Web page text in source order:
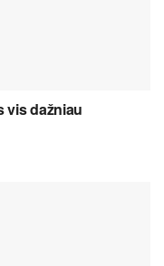
vis dažniau